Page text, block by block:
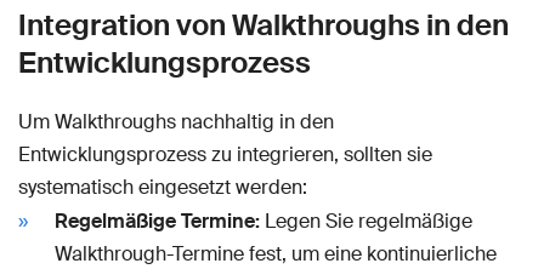
Integration von Walkthroughs in den
Entwicklungsprozess
Um Walkthroughs nachhaltig in den
Entwicklungsprozess zu integrieren, sollten sie
systematisch eingesetzt werden:
Regelmäßige Termine: Legen Sie regelmäßige
Walkthrough-Termine fest, um eine kontinuierliche